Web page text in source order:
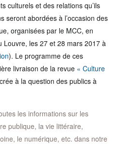
culturels et des relations qu’ils
seront abordées à l’occasion des
organisées par le MCC, en
Louvre, les 27 et 28 mars 2017 à
). Le programme de ces
livraison de la revue « Culture
à la question des publics à
les informations sur les
publique, la vie littéraire,
le numérique, etc. dans notre